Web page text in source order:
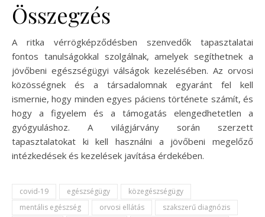
Összegzés
A ritka vérrögképződésben szenvedők tapasztalatai
fontos tanulságokkal szolgálnak, amelyek segíthetnek a
jövőbeni egészségügyi válságok kezelésében. Az orvosi
közösségnek és a társadalomnak egyaránt fel kell
ismernie, hogy minden egyes páciens története számít, és
hogy a figyelem és a támogatás elengedhetetlen a
gyógyuláshoz. A világjárvány során szerzett
tapasztalatokat ki kell használni a jövőbeni megelőző
intézkedések és kezelések javítása érdekében.
covid-19 egészségügy
közegészségügy
mentális egészség
orvosi ellátás
szakszerű diagnózis